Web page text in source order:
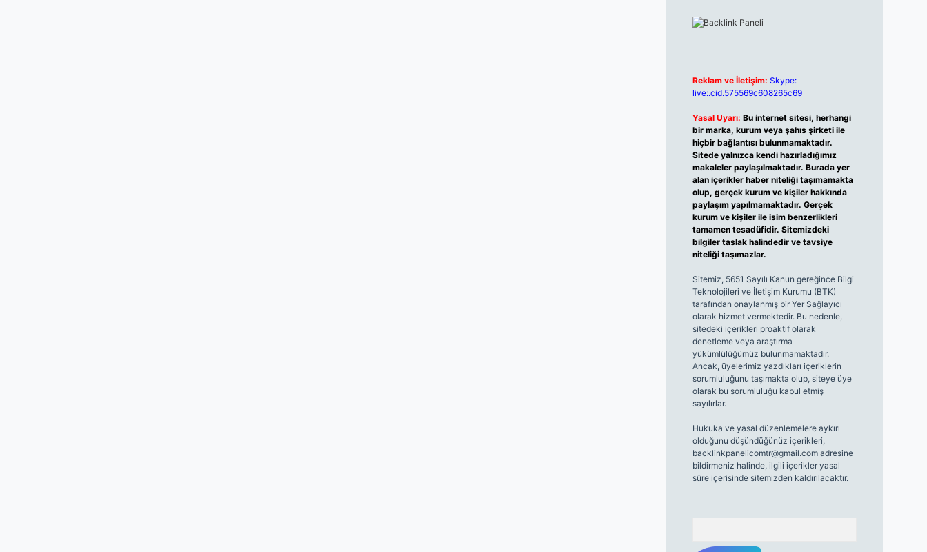
Reklam ve İletişim: Skype:
live:.cid.575569c608265c69
Yasal Uyarı: Bu internet sitesi, herhangi
bir marka, kurum veya şahıs şirketi ile
hiçbir bağlantısı bulunmamaktadır.
Sitede yalnızca kendi hazırladığımız
makaleler paylaşılmaktadır. Burada yer
alan içerikler haber niteliği taşımamakta
olup, gerçek kurum ve kişiler hakkında
paylaşım yapılmamaktadır. Gerçek
kurum ve kişiler ile isim benzerlikleri
tamamen tesadüfidir. Sitemizdeki
bilgiler taslak halindedir ve tavsiye
niteliği taşımazlar.
Sitemiz, 5651 Sayılı Kanun gereğince Bilgi
Teknolojileri ve İletişim Kurumu (BTK)
tarafından onaylanmış bir Yer Sağlayıcı
olarak hizmet vermektedir. Bu nedenle,
sitedeki içerikleri proaktif olarak
denetleme veya araştırma
yükümlülüğümüz bulunmamaktadır.
Ancak, üyelerimiz yazdıkları içeriklerin
sorumluluğunu taşımakta olup, siteye üye
olarak bu sorumluluğu kabul etmiş
sayılırlar.
Hukuka ve yasal düzenlemelere aykırı
olduğunu düşündüğünüz içerikleri,
backlinkpanelicomtr@gmail.comadresine
bildirmeniz halinde, ilgili içerikler yasal
süre içerisinde sitemizden kaldırılacaktır.